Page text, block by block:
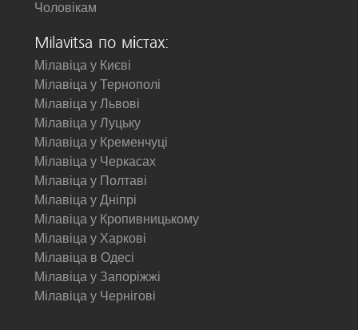
Чоловікам
Milavitsa по містах:
Мілавіца у Києві
Мілавіца у Тернополі
Мілавіца у Львові
Мілавіца у Луцьку
Мілавіца у Кременчуці
Мілавіца у Черкасах
Мілавіца у Полтаві
Мілавіца у Дніпрі
Мілавіца у Кропивницькому
Мілавіца у Харкові
Мілавіца в Одесі
Мілавіца у Запоріжжі
Мілавіца у Чернігові